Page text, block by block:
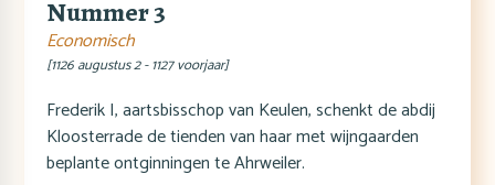
Nummer 3
Economisch
[1126 augustus 2 - 1127 voorjaar]
Frederik I, aartsbisschop van Keulen, schenkt de abdij
Kloosterrade de tienden van haar met wijngaarden
beplante ontginningen te Ahrweiler.